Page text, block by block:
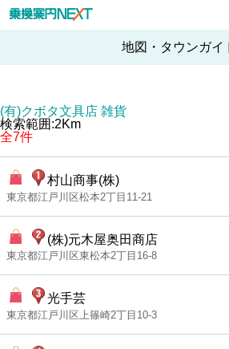
地図・タウンガイ
(有)クボタ文具店 雑貨
検索範囲:2Km
全7件
村山商事(株)
東京都江戸川区松本2丁目11-21
(株)元木屋奥田商店
東京都江戸川区東松本2丁目16-8
光手芸
東京都江戸川区上篠崎2丁目10-3